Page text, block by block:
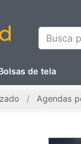
Busca
de tela
Agendas